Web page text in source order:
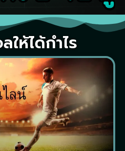
ให้ได้กำไร